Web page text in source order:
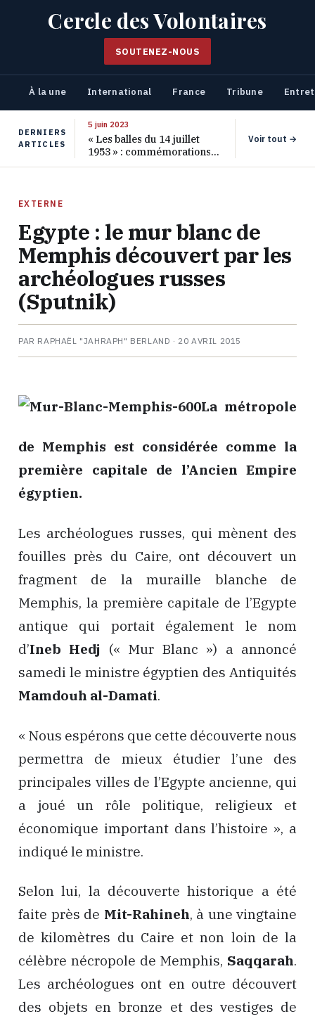
Cercle des Volontaires
SOUTENEZ-NOUS
À la une International France Tribune
DERNIERS
ARTICLES
5 juin 2023
« Les balles du 14 juillet
1953 » : commémorations
pour les 70 ans de ce
Voir tout →
EXTERNE
Egypte : le mur blanc de
Memphis découvert par les
archéologues russes
(Sputnik)
PAR RAPHAËL "JAHRAPH" BERLAND · 20 AVRIL 2015
La métropole
de Memphis est considérée comme la
première capitale de l’Ancien Empire
égyptien.
Les archéologues russes, qui mènent des
fouilles près du Caire, ont découvert un
fragment de la muraille blanche de
Memphis, la première capitale de l’Egypte
antique qui portait également le nom
d’Ineb Hedj
(« Mur Blanc ») a annoncé
samedi le ministre égyptien des Antiquités
Mamdouh al-Damati.
« Nous espérons que cette découverte nous
permettra de mieux étudier l’une des
principales villes de l’Egypte ancienne, qui
a joué un rôle politique, religieux et
économique important dans l’histoire », a
indiqué le ministre.
Selon lui, la découverte historique a été
faite près de Mit-Rahineh, à une vingtaine
de kilomètres du Caire et non loin de la
célèbre nécropole de Memphis, Saqqarah.
Les archéologues ont en outre découvert
des objets en bronze et des vestiges de